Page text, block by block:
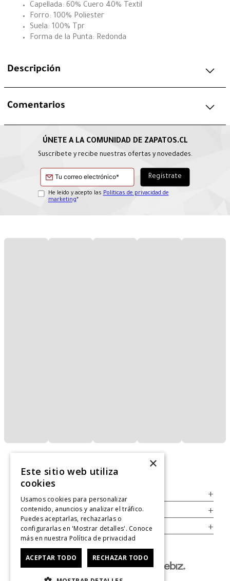
Capellada: 60% Cuero 40% Textil
Forro: 100% Poliester
Suela: 100% Tpr
Forma de la Punta: Redonda
Descripción
Comentarios
Suscríbete y recibe nuestras ofertas y novedades.
He leído y acepto las Políticas de privacidad de
marketing*
+
Legal +
Cuenta +
×
Este sitio web utiliza
cookies
Usamos cookies para personalizar
contenido, anuncios y analizar el tráfico.
Puedes aceptarlas, rechazarlas o
configurarlas en 'Mostrar detalles'. Conoce
más en nuestra Política de privacidad
ACEPTAR TODO RECHAZAR TODO